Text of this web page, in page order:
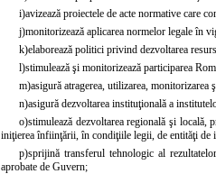
i)avizează proiectele de acte normative care
j)monitorizează aplicarea normelor legale în
k)elaborează politici privind dezvoltarea
l)stimulează şi monitorizează participarea
m)asigură atragerea, utilizarea, monitorizarea
n)asigură dezvoltarea instituţională a
o)stimulează dezvoltarea regională şi
iniţierea înfiinţării, în condiţiile legii, de entităţi de
p)sprijină transferul tehnologic al
aprobate de Guvern;